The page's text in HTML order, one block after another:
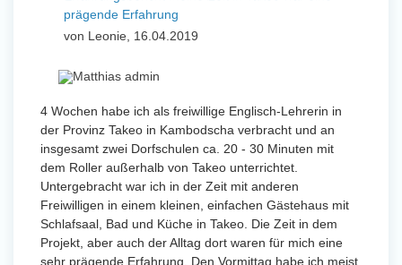
prägende Erfahrung
von Leonie, 16.04.2019
4 Wochen habe ich als freiwillige Englisch-Lehrerin in
der Provinz Takeo in Kambodscha verbracht und an
insgesamt zwei Dorfschulen ca. 20 - 30 Minuten mit
dem Roller außerhalb von Takeo unterrichtet.
Untergebracht war ich in der Zeit mit anderen
Freiwilligen in einem kleinen, einfachen Gästehaus mit
Schlafsaal, Bad und Küche in Takeo. Die Zeit in dem
Projekt, aber auch der Alltag dort waren für mich eine
sehr prägende Erfahrung. Den Vormittag habe ich meist